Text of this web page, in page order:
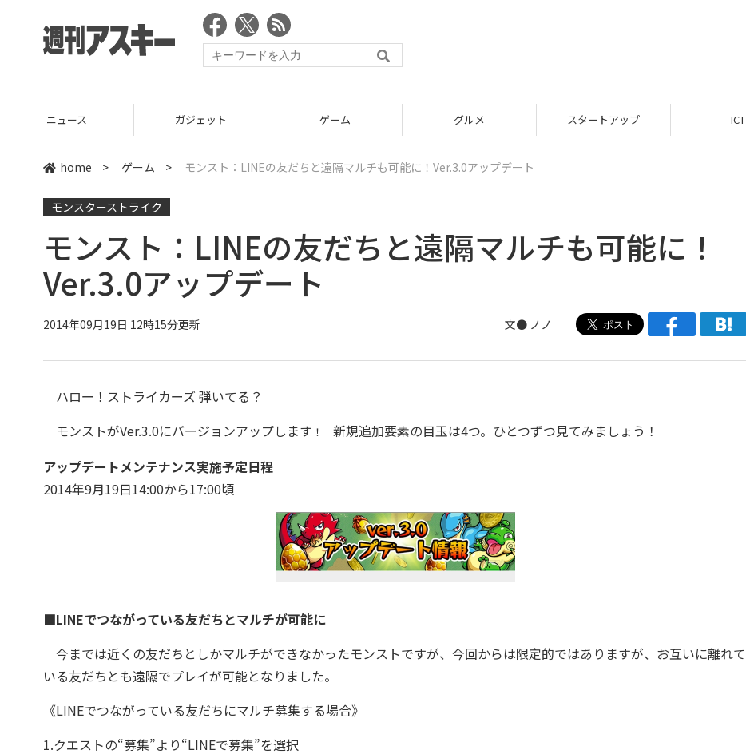
ニュース ガジェット ゲーム グルメ スタートアップ ICT
home > ゲーム > モンスト：LINEの友だちと遠隔マルチも可能に！Ver.3.0アップデート
モンスターストライク
モンスト：LINEの友だちと遠隔マルチも可能に！
Ver.3.0アップデート
2014年09月19日 12時15分更新 文● ノノ
ハロー！ストライカーズ 弾いてる？
モンストがVer.3.0にバージョンアップします ！ 新規追加要素の目玉は4つ。ひとつずつ見てみましょう！
アップデートメンテナンス実施予定日程
2014年9月19日14:00から17:00頃
■LINEでつながっている友だちとマルチが可能に
今までは近くの友だちとしかマルチができなかったモンストですが、今回からは限定的ではありますが、お互いに離れて
いる友だちとも遠隔でプレイが可能となりました。
《LINEでつながっている友だちにマルチ募集する場合》
1.クエストの“募集”より“LINEで募集”を選択